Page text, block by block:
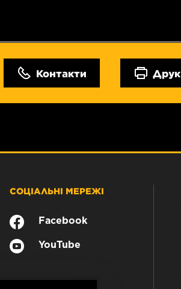
Контакти Друк
СОЦІАЛЬНІ МЕРЕЖІ
Facebook
YouTube